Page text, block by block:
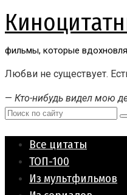
Перейти
к
фильмы, которые
Любви не существует.
— Кто-нибудь видел мою
Поиск:
Все цитаты
ТОП-100
Из мультфильмов